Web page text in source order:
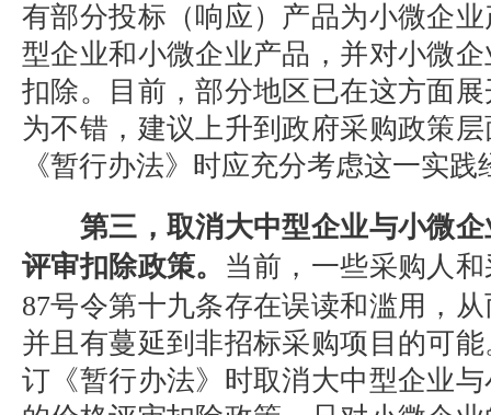
有部分投标（响应）产品为小微企
型企业和小微企业产品，并对小微
扣除。目前，部分地区已在这方面
为不错，建议上升到政府采购政策
《暂行办法》时应充分考虑这一实践
第三，取消大中型企业与小微
评审扣除政策。 当前，一些采购人
87号令第十九条存在误读和滥用，
并且有蔓延到非招标采购项目的可
订《暂行办法》时取消大中型企业